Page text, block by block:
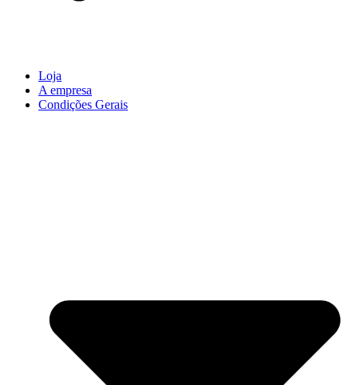
Loja
A empresa
Condições Gerais